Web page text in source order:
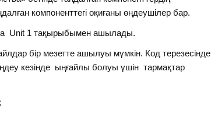
компоненттегі оқиғаны өңдеушілер бар.
Unit 1 тақырыбымен ашылады.
бір мезетте ашылуы мүмкін. Код терезесінде
кезінде ыңғайлы болуы үшін тармақтар